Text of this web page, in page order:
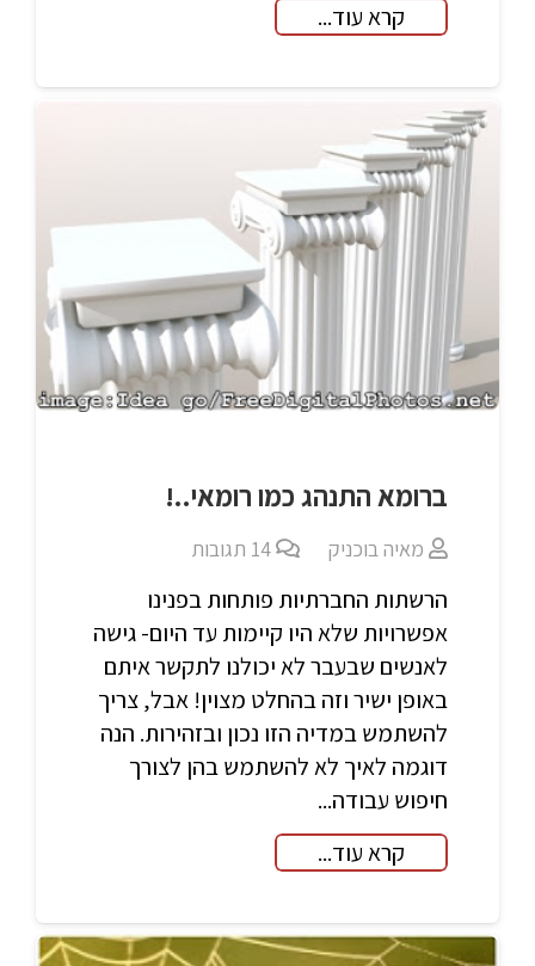
קרא עוד...
ברומא התנהג כמו רומאי..!
מאיה בוכניק 14 תגובות
הרשתות החברתיות פותחות בפנינו
אפשרויות שלא היו קיימות עד היום- גישה
לאנשים שבעבר לא יכולנו לתקשר איתם
באופן ישיר וזה בהחלט מצוין! אבל, צריך
להשתמש במדיה הזו נכון ובזהירות. הנה
דוגמה לאיך לא להשתמש בהן לצורך
חיפוש עבודה...
קרא עוד...